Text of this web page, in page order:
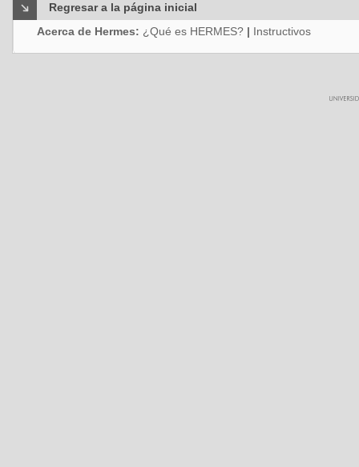
Regresar a la página inicial
Acerca de Hermes: ¿Qué es HERMES? | Instructivos